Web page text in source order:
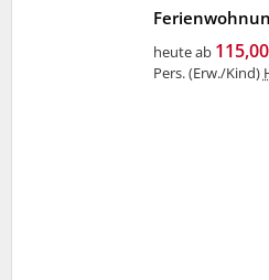
heute ab
Pers. (Erw./Kind)